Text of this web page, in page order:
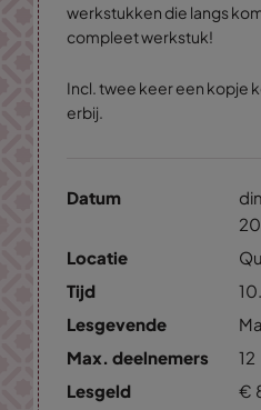
werkstukken die langs
compleet werkstuk!
Incl. twee keer een kopje
erbij.
Datum
Locatie
Tijd
Lesgevende
Max. deelnemers
12
Lesgeld
€